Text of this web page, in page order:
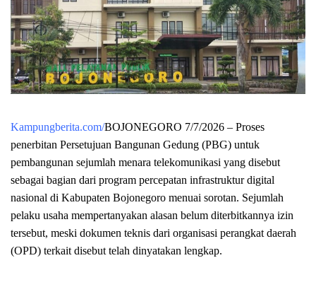
Kampungberita.com/BOJONEGORO 7/7/2026 – Proses
penerbitan Persetujuan Bangunan Gedung (PBG) untuk
pembangunan sejumlah menara telekomunikasi yang disebut
sebagai bagian dari program percepatan infrastruktur digital
nasional di Kabupaten Bojonegoro menuai sorotan. Sejumlah
pelaku usaha mempertanyakan alasan belum diterbitkannya izin
tersebut, meski dokumen teknis dari organisasi perangkat daerah
(OPD) terkait disebut telah dinyatakan lengkap.